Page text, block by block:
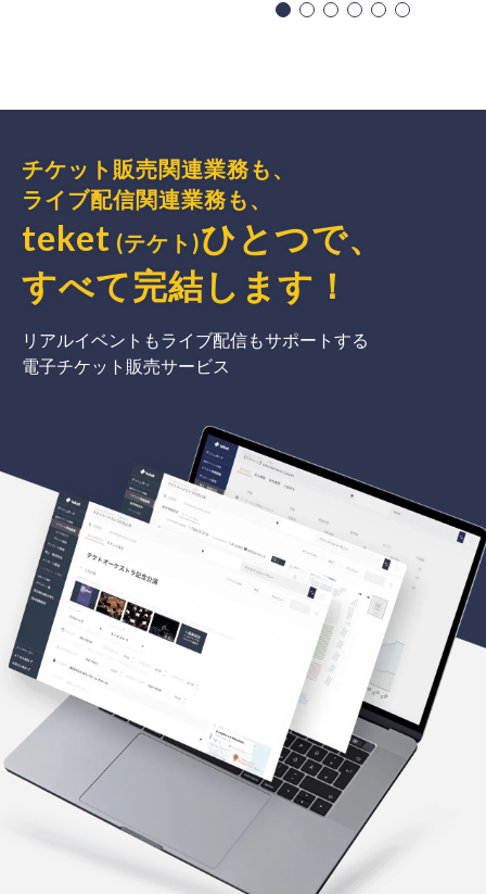
チケット販売関連業務も、
ライブ配信関連業務も、
teket (テケト)ひとつで、
すべて完結 します ！
リアルイベントもライブ配信もサポートする
電子チケット販売サービス